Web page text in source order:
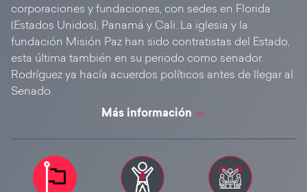
corporaciones y fundaciones, con sedes en Florida
(Estados Unidos), Panamá y Cali. La iglesia y la
fundación Misión Paz han sido contratistas del Estado,
esta última también en su periodo como senador.
Rodríguez ya hacía acuerdos políticos antes de llegar al
Senado.
Más información